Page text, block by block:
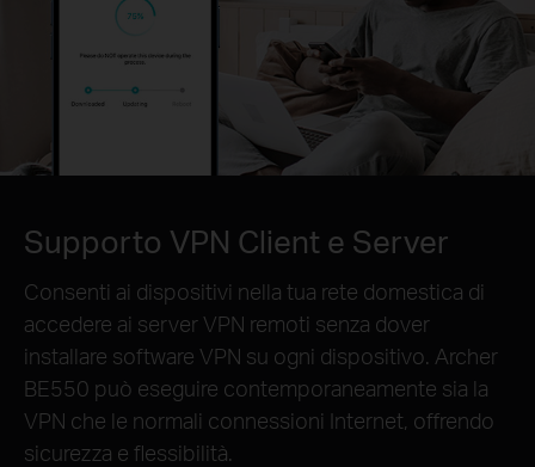
Supporto VPN Client e Server
Consenti ai dispositivi nella tua rete domestica di
accedere ai server VPN remoti senza dover
installare software VPN su ogni dispositivo. Archer
BE550 può eseguire contemporaneamente sia la
VPN che le normali connessioni Internet, offrendo
sicurezza e flessibilità.